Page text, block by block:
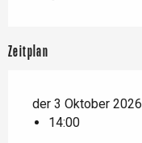
Zeitplan
der 3 Oktober 2026
14:00